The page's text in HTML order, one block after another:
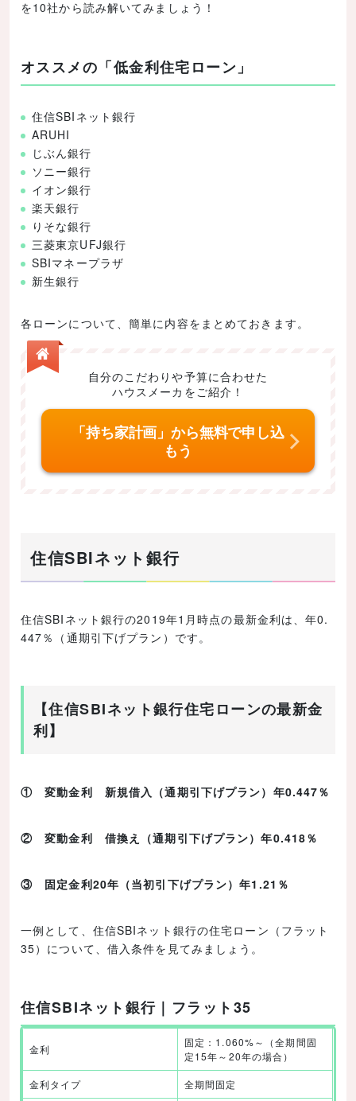
を10社から読み解いてみましょう！
オススメの「低金利住宅ローン」
住信SBIネット銀行
ARUHI
じぶん銀行
ソニー銀行
イオン銀行
楽天銀行
りそな銀行
三菱東京UFJ銀行
SBIマネープラザ
新生銀行
各ローンについて、簡単に内容をまとめておきます。
自分のこだわりや予算に合わせた
ハウスメーカをご紹介！
「持ち家計画」から無料で申し込
もう
住信SBIネット銀行
住信SBIネット銀行の2019年1月時点の最新金利は、年0.
447％（通期引下げプラン）です。
【住信SBIネット銀行住宅ローンの最新金
利】
① 変動金利 新規借入（通期引下げプラン）年0.447％
② 変動金利 借換え（通期引下げプラン）年0.418％
③ 固定金利20年（当初引下げプラン）年1.21％
一例として、住信SBIネット銀行の住宅ローン（フラット
35）について、借入条件を見てみましょう。
住信SBIネット銀行｜フラット35
金利
固定：1.060%～（全期間固
定15年～20年の場合）
金利タイプ 全期間固定